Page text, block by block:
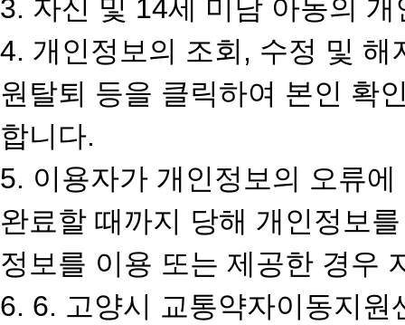
3. 자신 및 14세 미남 아동의
4. 개인정보의 조회, 수정 및
원탈퇴 등을 클릭하여 본인 확
합니다.
5. 이용자가 개인정보의 오류
완료할 때까지 당해 개인정보
정보를 이용 또는 제공한 경우
6. 6. 고양시 교통약자이동지